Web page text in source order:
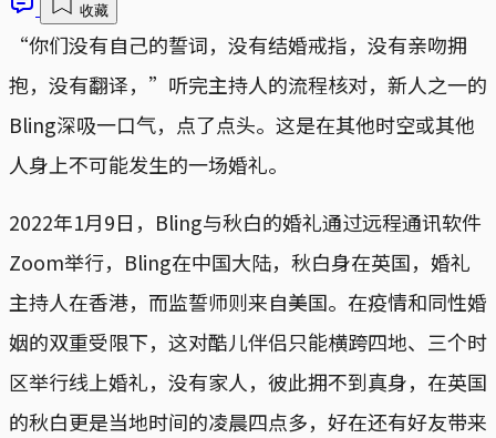
收藏
“你们没有自己的誓词，没有结婚戒指，没有亲吻拥
抱，没有翻译，”听完主持人的流程核对，新人之一的
Bling深吸一口气，点了点头。这是在其他时空或其他
人身上不可能发生的一场婚礼。
2022年1月9日，Bling与秋白的婚礼通过远程通讯软件
Zoom举行，Bling在中国大陆，秋白身在英国，婚礼
主持人在香港，而监誓师则来自美国。在疫情和同性婚
姻的双重受限下，这对酷儿伴侣只能横跨四地、三个时
区举行线上婚礼，没有家人，彼此拥不到真身，在英国
的秋白更是当地时间的凌晨四点多，好在还有好友带来